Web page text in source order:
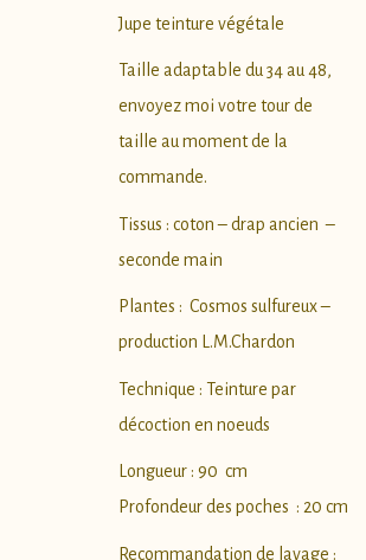
Jupe teinture végétale
Taille adaptable du 34 au 48,
envoyez moi votre tour de
taille au moment de la
commande.
Tissus : coton – drap ancien –
seconde main
Plantes : Cosmos sulfureux –
production L.M.Chardon
Technique : Teinture par
décoction en noeuds
Longueur : 90 cm
Profondeur des poches : 20 cm
Recommandation de lavage :